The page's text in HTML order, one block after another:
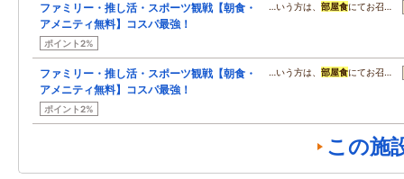
ファミリー・推し活・スポーツ観戦【朝食・
アメニティ無料】コスパ最強！
ポイント2%
…いう方は、 部屋食にてお召…
ファミリー・推し活・スポーツ観戦【朝食・
アメニティ無料】コスパ最強！
ポイント2%
…いう方は、 部屋食にてお召…
この施